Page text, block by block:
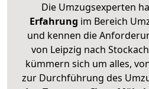
Die Umzugsexperten
Erfahrung im Bereich
und kennen die
von Leipzig nach
kümmern sich um alles,
zur Durchführung des